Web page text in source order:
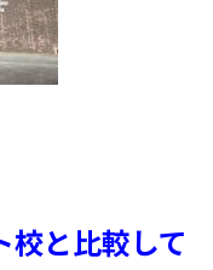
と比較して